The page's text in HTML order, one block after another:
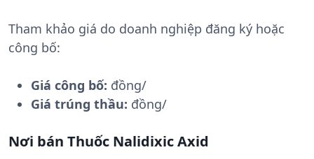
Tham khảo giá do doanh nghiệp đăng ký hoặc
công bố:
Giá công bố: đồng/
Giá trúng thầu: đồng/
Nơi bán Thuốc Nalidixic Axid